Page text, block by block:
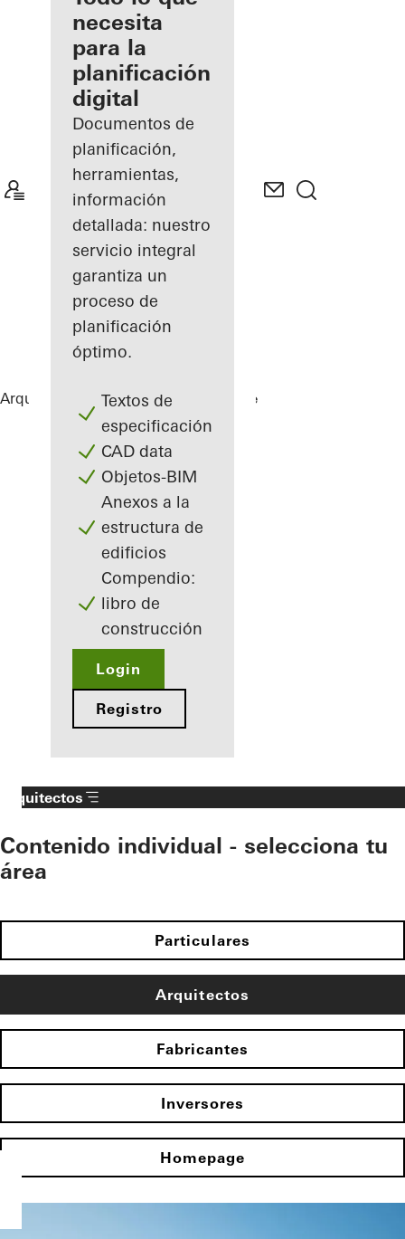
registrado
Descubre
mi área
de
trabajo
necesita
para la
planificación
digital
Documentos de
planificación,
herramientas,
información
detallada: nuestro
servicio integral
garantiza un
proceso de
planificación
óptimo.
Textos de
especificación
CAD data
Objetos-BIM
Anexos a la
estructura de
edificios
Compendio:
libro de
construcción
Login
Registro
Arquitectos ReferenciasPrivate Home
Arquitectos
Contenido individual - selecciona tu
área
Particulares
Arquitectos
Fabricantes
Inversores
Homepage